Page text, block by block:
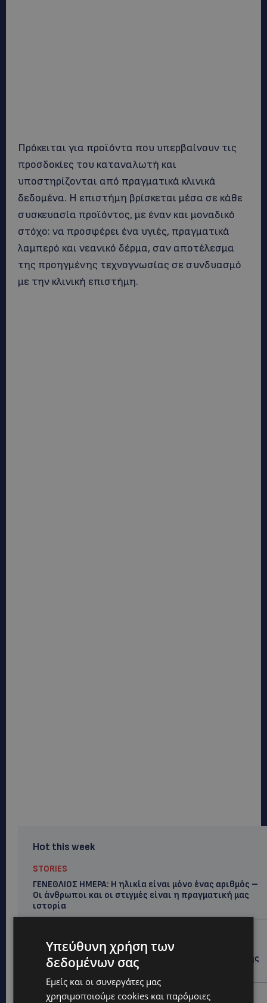
Πρόκειται για προϊόντα που υπερβαίνουν τις
προσδοκίες του καταναλωτή και
υποστηρίζονται από πραγματικά κλινικά
δεδομένα. Η επιστήμη βρίσκεται μέσα σε κάθε
συσκευασία προϊόντος, με έναν και μοναδικό
στόχο: να προσφέρει ένα υγιές, πραγματικά
λαμπερό και νεανικό δέρμα, σαν αποτέλεσμα
της προηγμένης τεχνογνωσίας σε συνδυασμό
με την κλινική επιστήμη.
Hot this week
STORIES
ΓΕΝΕΘΛΙΟΣ ΗΜΕΡΑ: Η ηλικία είναι μόνο ένας αριθμός –
Οι άνθρωποι και οι στιγμές είναι η πραγματική μας
ιστορία
ΕΛΕΝΑ ΑΝΤΩΝΙΑΔΟΥ: Αγώνας ζωής για τη 37χρονη
μητέρα τριών παιδιών – Έρανος για τη θεραπεία της
στην Αγγλία
UPDATES
Υπεύθυνη χρήση των
δεδομένων σας
Εμείς και οι συνεργάτες μας
χρησιμοποιούμε cookies και παρόμοιες